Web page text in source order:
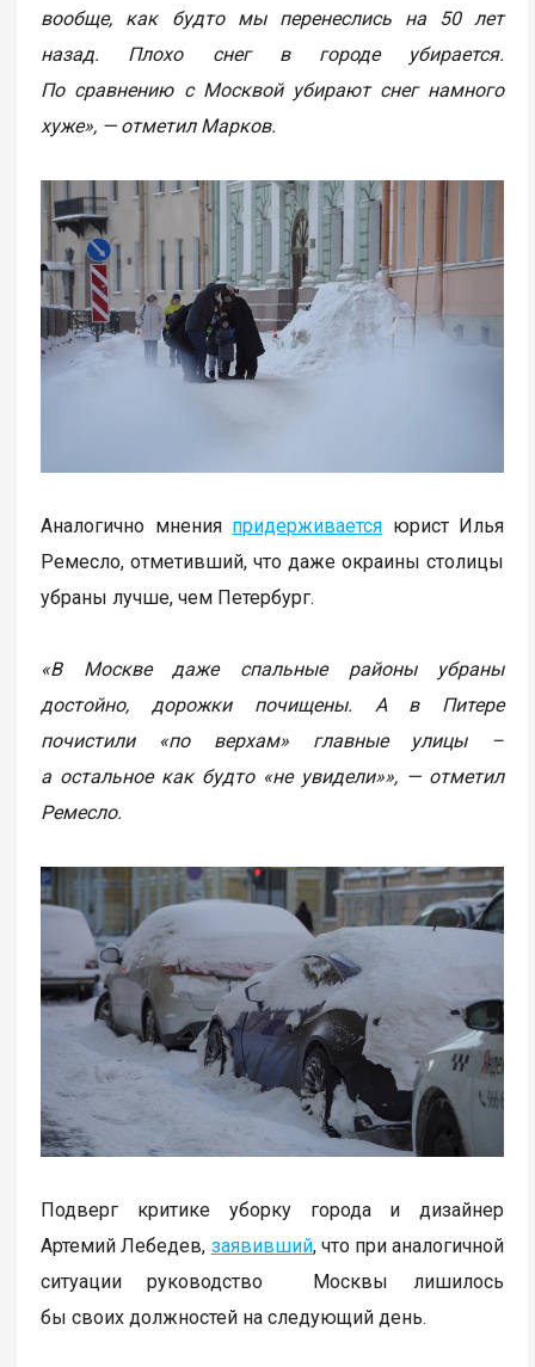
вообще, как будто мы перенеслись на 50 лет
назад. Плохо снег в городе убирается.
По сравнению с Москвой убирают снег намного
хуже», — отметил Марков.
Аналогично мнения придерживается юрист Илья
Ремесло, отметивший, что даже окраины столицы
убраны лучше, чем Петербург.
«В Москве даже спальные районы убраны
достойно, дорожки почищены. А в Питере
почистили «по верхам» главные улицы –
а остальное как будто «не увидели»», — отметил
Ремесло.
Подверг критике уборку города и дизайнер
Артемий Лебедев, заявивший, что при аналогичной
ситуации руководство Москвы лишилось
бы своих должностей на следующий день.